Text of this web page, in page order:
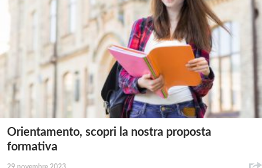
Orientamento, scopri la nostra proposta
formativa